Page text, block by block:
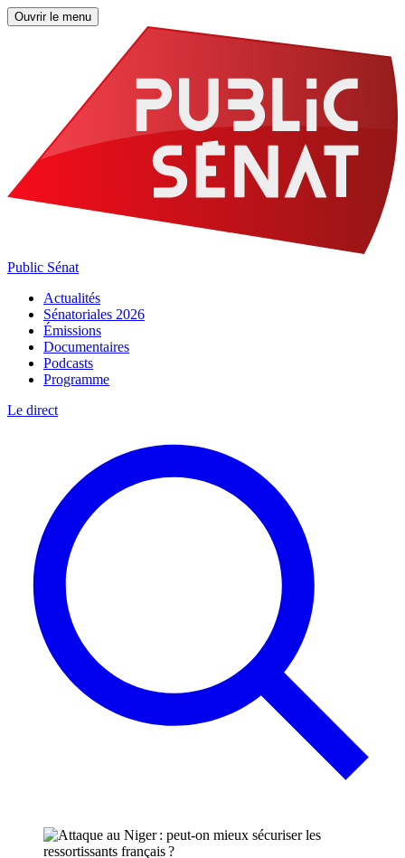
Ouvrir le menu
Public Sénat
Actualités
Sénatoriales 2026
Émissions
Documentaires
Podcasts
Programme
Le direct